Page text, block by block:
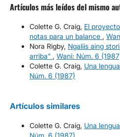
Artículos más leídos del mismo
Colette G. Craig, El
notas para un balance ,
Nora Rigby, Ngaliis aing
arriba" , Wani: Núm. 6
Colette G. Craig, Una
Núm. 6 (1987)
Artículos similares
Colette G. Craig, Una